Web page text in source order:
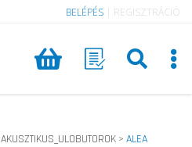
BELÉPÉS REGISZTRÁCIÓ
AKUSZTIKUS_ULOBUTOROK > ALEA